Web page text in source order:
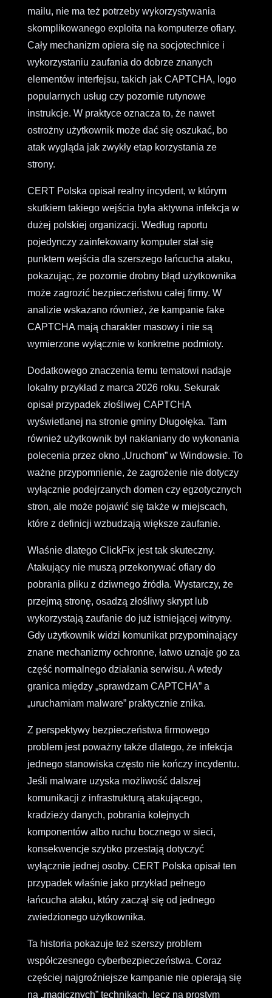
mailu, nie ma też potrzeby wykorzystywania
skomplikowanego exploita na komputerze ofiary.
Cały mechanizm opiera się na socjotechnice i
wykorzystaniu zaufania do dobrze znanych
elementów interfejsu, takich jak CAPTCHA, logo
popularnych usług czy pozornie rutynowe
instrukcje. W praktyce oznacza to, że nawet
ostrożny użytkownik może dać się oszukać, bo
atak wygląda jak zwykły etap korzystania ze
strony.
CERT Polska opisał realny incydent, w którym
skutkiem takiego wejścia była aktywna infekcja w
dużej polskiej organizacji. Według raportu
pojedynczy zainfekowany komputer stał się
punktem wejścia dla szerszego łańcucha ataku,
pokazując, że pozornie drobny błąd użytkownika
może zagrozić bezpieczeństwu całej firmy. W
analizie wskazano również, że kampanie fake
CAPTCHA mają charakter masowy i nie są
wymierzone wyłącznie w konkretne podmioty.
Dodatkowego znaczenia temu tematowi nadaje
lokalny przykład z marca 2026 roku. Sekurak
opisał przypadek złośliwej CAPTCHA
wyświetlanej na stronie gminy Długołęka. Tam
również użytkownik był nakłaniany do wykonania
polecenia przez okno „Uruchom” w Windowsie. To
ważne przypomnienie, że zagrożenie nie dotyczy
wyłącznie podejrzanych domen czy egzotycznych
stron, ale może pojawić się także w miejscach,
które z definicji wzbudzają większe zaufanie.
Właśnie dlatego ClickFix jest tak skuteczny.
Atakujący nie muszą przekonywać ofiary do
pobrania pliku z dziwnego źródła. Wystarczy, że
przejmą stronę, osadzą złośliwy skrypt lub
wykorzystają zaufanie do już istniejącej witryny.
Gdy użytkownik widzi komunikat przypominający
znane mechanizmy ochronne, łatwo uznaje go za
część normalnego działania serwisu. A wtedy
granica między „sprawdzam CAPTCHA” a
„uruchamiam malware” praktycznie znika.
Z perspektywy bezpieczeństwa firmowego
problem jest poważny także dlatego, że infekcja
jednego stanowiska często nie kończy incydentu.
Jeśli malware uzyska możliwość dalszej
komunikacji z infrastrukturą atakującego,
kradzieży danych, pobrania kolejnych
komponentów albo ruchu bocznego w sieci,
konsekwencje szybko przestają dotyczyć
wyłącznie jednej osoby. CERT Polska opisał ten
przypadek właśnie jako przykład pełnego
łańcucha ataku, który zaczął się od jednego
zwiedzionego użytkownika.
Ta historia pokazuje też szerszy problem
współczesnego cyberbezpieczeństwa. Coraz
częściej najgroźniejsze kampanie nie opierają się
na „magicznych” technikach, lecz na prostym